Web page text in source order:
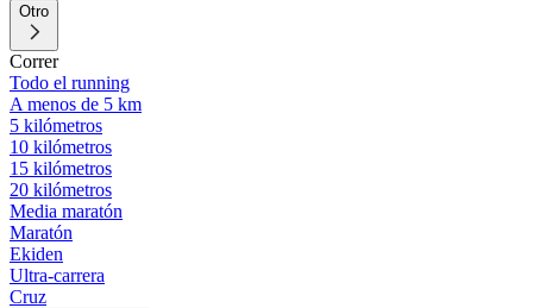
Otro
Correr
Todo el running
A menos de 5 km
5 kilómetros
10 kilómetros
15 kilómetros
20 kilómetros
Media maratón
Maratón
Ekiden
Ultra-carrera
Cruz